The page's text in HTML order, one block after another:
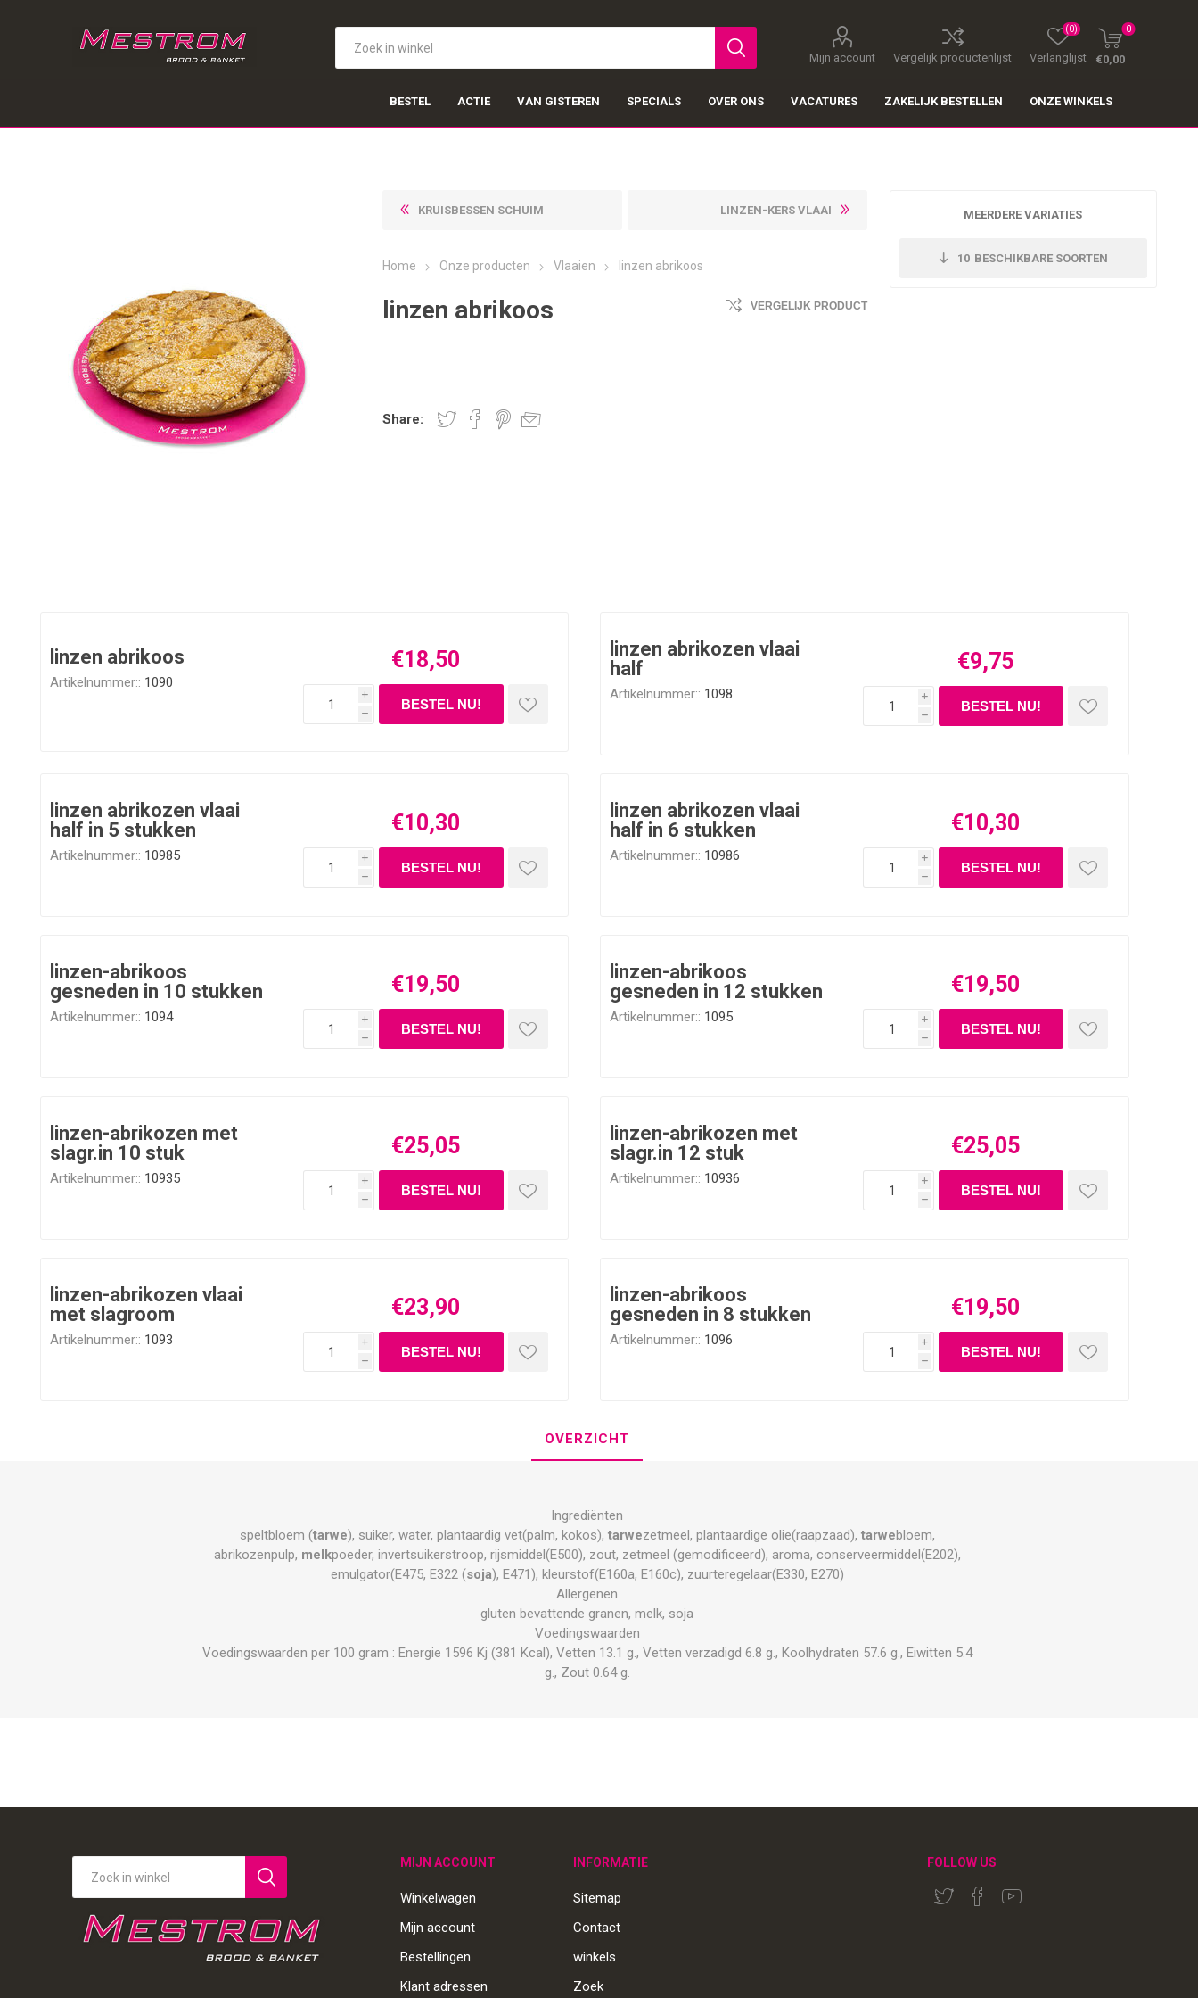
Mijn account Vergelijk productenlijst Verlanglijst
(0) 0
€0,00
BESTEL ACTIE VAN GISTEREN SPECIALS OVER ONS VACATURES ZAKELIJK BESTELLEN ONZE WINKELS
KRUISBESSEN SCHUIM LINZEN-KERS VLAAI
Home Onze producten Vlaaien linzen abrikoos
linzen abrikoos VERGELIJK PRODUCT
MEERDERE VARIATIES
10 BESCHIKBARE SOORTEN
Share:
linzen abrikoos
Artikelnummer:: 1090
€18,50
i
h
linzen abrikozen vlaai
half
Artikelnummer:: 1098
€9,75
i
h
linzen abrikozen vlaai
half in 5 stukken
Artikelnummer:: 10985
€10,30
i
h
linzen abrikozen vlaai
half in 6 stukken
Artikelnummer:: 10986
€10,30
i
h
linzen-abrikoos
gesneden in 10 stukken
Artikelnummer:: 1094
€19,50
i
h
linzen-abrikoos
gesneden in 12 stukken
Artikelnummer:: 1095
€19,50
i
h
linzen-abrikozen met
slagr.in 10 stuk
Artikelnummer:: 10935
€25,05
i
h
linzen-abrikozen met
slagr.in 12 stuk
Artikelnummer:: 10936
€25,05
i
h
linzen-abrikozen vlaai
met slagroom
Artikelnummer:: 1093
€23,90
i
h
linzen-abrikoos
gesneden in 8 stukken
Artikelnummer:: 1096
€19,50
i
h
OVERZICHT
Ingrediënten
speltbloem (tarwe), suiker, water, plantaardig vet(palm, kokos), tarwezetmeel, plantaardige olie(raapzaad), tarwebloem,
abrikozenpulp, melkpoeder, invertsuikerstroop, rijsmiddel(E500), zout, zetmeel (gemodificeerd), aroma, conserveermiddel(E202),
emulgator(E475, E322 (soja), E471), kleurstof(E160a, E160c), zuurteregelaar(E330, E270)
Allergenen
gluten bevattende granen, melk, soja
Voedingswaarden
Voedingswaarden per 100 gram : Energie 1596 Kj (381 Kcal), Vetten 13.1 g., Vetten verzadigd 6.8 g., Koolhydraten 57.6 g., Eiwitten 5.4
g., Zout 0.64 g.
MIJN ACCOUNT
Winkelwagen
Mijn account
Bestellingen
Klant adressen
INFORMATIE
Sitemap
Contact
winkels
Zoek
FOLLOW US